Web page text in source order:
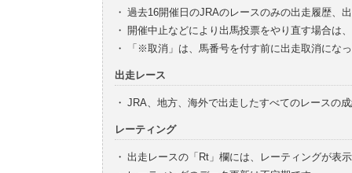
・ 過去16開催日のJRAのレースのみの出走履歴、
・ 開催中止などにより出馬投票をやり直す場合は
・
「※取消」は、馬番号を付す前に出走取消にな
出走レース
・ JRA、地方、海外で出走したすべてのレースの
レーティング
・ 出走レースの「Rt」欄には、レーティングが表